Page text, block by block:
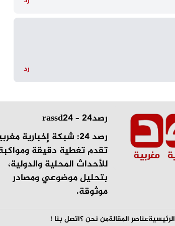
رد
رصد24 – rassd24
رصد 24: شبكة إخبارية
تقدم تغطية دقيقة
للأحداث المحلية والدولية،
بتحليل موضوعي ومصادر
موثوقة.
الرئيسيةعناصر المقالةمن نحن ؟اتصل بنا !